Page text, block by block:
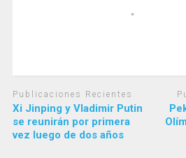
Publicaciones Recientes
Xi Jinping y Vladimir Putin
se reunirán por primera
vez luego de dos años